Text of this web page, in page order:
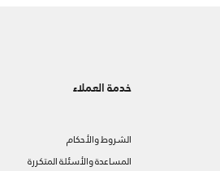
خدمة العملاء
الشروط والأحكام
المساعدة والأسئلة المتكررة